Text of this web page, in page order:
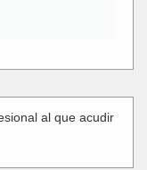
al que acudir